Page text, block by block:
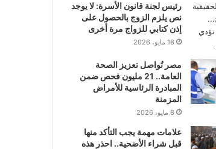
رئيس لجنة قانون الأسرة: لا يوجد
نص يلزم الزوج بالحصول على
إذن كتابي للزواج مرة أخرى
18 مايو، 2026
مصر تُواصل تعزيز الصحة
العامة.. 21 مليون فحص ضمن
المبادرة الرئاسية للأمراض
المزمنة
8 مايو، 2026
علامات مهمة يجب التأكد منها
قبل شراء الأضحية.. احذر هذه